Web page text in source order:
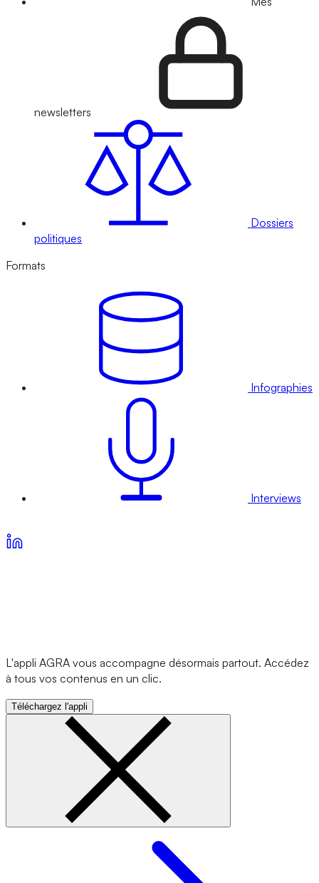
newsletters
Dossiers
politiques
Formats
Infographies
Interviews
L'appli AGRA vous accompagne désormais partout. Accédez
à tous vos contenus en un clic.
Téléchargez l'appli